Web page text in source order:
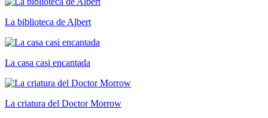
La biblioteca de Albert
La casa casi encantada
La criatura del Doctor Morrow